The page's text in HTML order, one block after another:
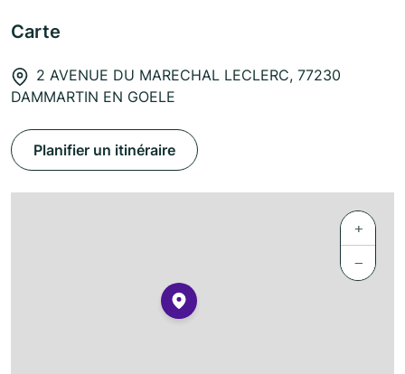
Carte
2 AVENUE DU MARECHAL LECLERC, 77230
DAMMARTIN EN GOELE
Planifier un itinéraire
+
−